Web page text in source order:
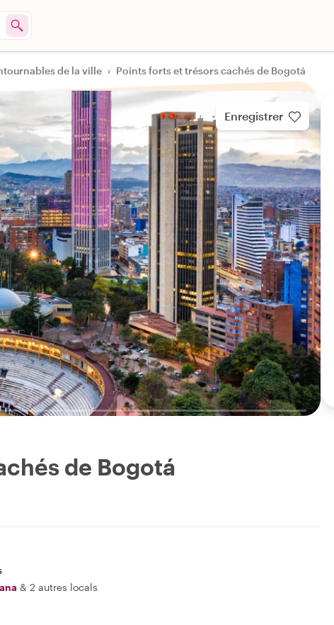
de la ville › Points forts et trésors cachés de Bogotá
Enregistrer
de Bogotá
& 2 autres locals